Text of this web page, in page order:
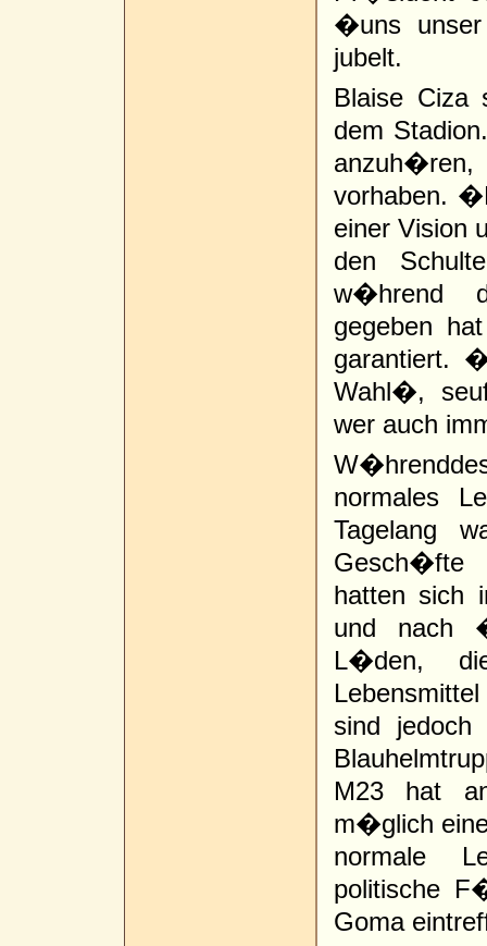
�uns
jubelt.
Blaise Ciza
dem
vorhaben.
einer Vision
den
w�hrend
gegeben
garantiert.
Wahl�,
wer auch
normales
Tagelang
Gesch�fte
hatten sich
und nach
L�den,
sind jedoch
M23 hat
m�glich
normale
politische
Goma